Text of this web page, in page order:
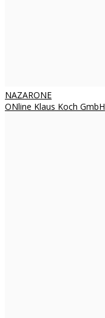
NAZARONE
ONline Klaus Koch GmbH